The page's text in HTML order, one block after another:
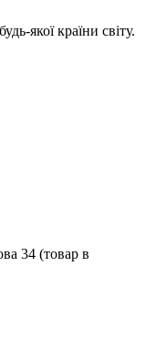
якої країни світу.
34 (товар в